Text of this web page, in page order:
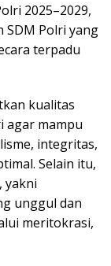
2025–2029,
SDM Polri yang
terpadu
kualitas
agar mampu
integritas,
Selain itu,
yakni
unggul dan
meritokrasi,